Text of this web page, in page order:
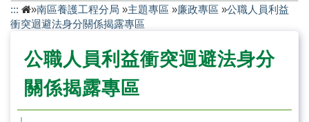
陽光法案專區
公職人員利益衝突迴避法身分關係揭露專區
廉政宣導專區
公益揭弊者保護法專區
::: »南區養護工程分局 »主題專區 »廉政專區 »公職人員利益
衝突迴避法身分關係揭露專區
公職人員利益衝突迴避法身分
關係揭露專區